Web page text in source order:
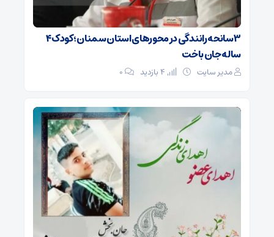
۳ سانحه رانندگی در محورهای استان سمنان؛ کودک ۴
ساله جان باخت
مدیر سایت ۰